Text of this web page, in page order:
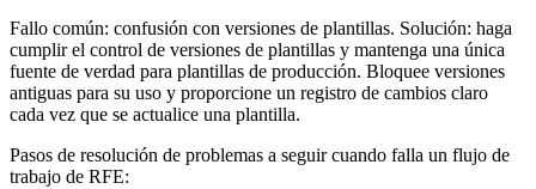
Fallo común: confusión con versiones de plantillas. Solución: haga
cumplir el control de versiones de plantillas y mantenga una única
fuente de verdad para plantillas de producción. Bloquee versiones
antiguas para su uso y proporcione un registro de cambios claro
cada vez que se actualice una plantilla.
Pasos de resolución de problemas a seguir cuando falla un flujo de
trabajo de RFE: